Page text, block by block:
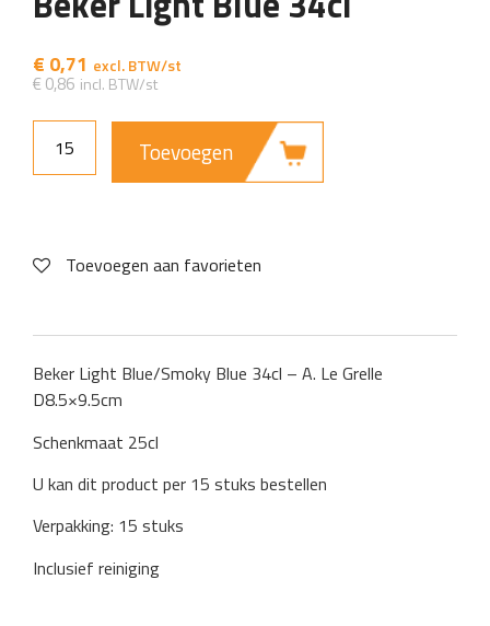
€ 0,71
€ 0,86
Toevoegen
Toevoegen aan favorieten
Beker Light Blue/Smoky Blue 34cl – A. Le Grelle
D8.5×9.5cm
Schenkmaat 25cl
U kan dit product per 15 stuks bestellen
Verpakking: 15 stuks
Inclusief reiniging